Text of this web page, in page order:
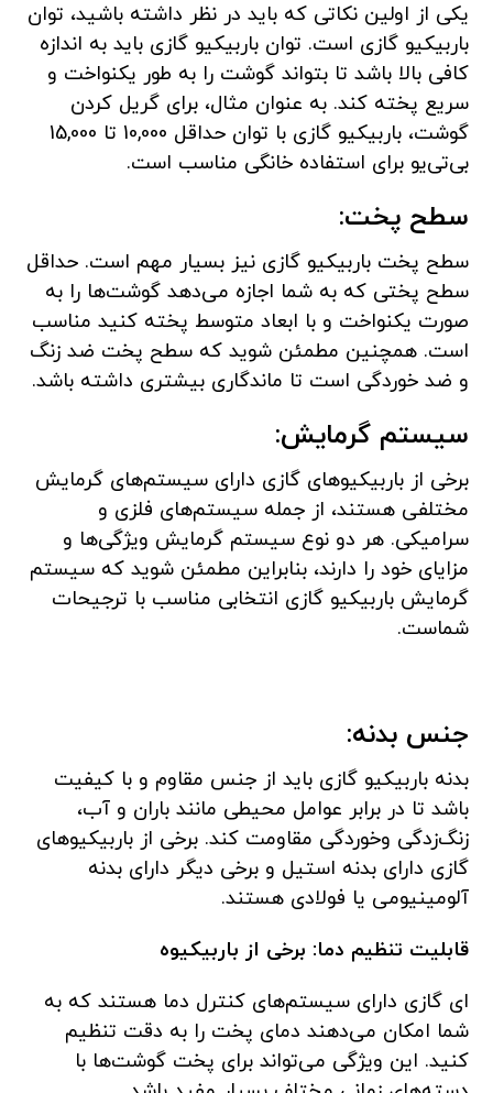
یکی از اولین نکاتی که باید در نظر داشته باشید، توان
باربیکیو گازی است. توان باربیکیو گازی باید به اندازه
کافی بالا باشد تا بتواند گوشت را به طور یکنواخت و
سریع پخته کند. به عنوان مثال، برای گریل کردن
گوشت، باربیکیو گازی با توان حداقل 10,000 تا 15,000
بی‌تی‌یو برای استفاده خانگی مناسب است.
سطح پخت:
سطح پخت باربیکیو گازی نیز بسیار مهم است. حداقل
سطح پختی که به شما اجازه می‌دهد گوشت‌ها را به
صورت یکنواخت و با ابعاد متوسط پخته کنید مناسب
است. همچنین مطمئن شوید که سطح پخت ضد زنگ
و ضد خوردگی است تا ماندگاری بیشتری داشته باشد.
سیستم گرمایش:
برخی از باربیکیو‌های گازی دارای سیستم‌های گرمایش
مختلفی هستند، از جمله سیستم‌های فلزی و
سرامیکی. هر دو نوع سیستم گرمایش ویژگی‌ها و
مزایای خود را دارند، بنابراین مطمئن شوید که سیستم
گرمایش باربیکیو گازی انتخابی مناسب با ترجیحات
شماست.
جنس بدنه:
بدنه باربیکیو گازی باید از جنس مقاوم و با کیفیت
باشد تا در برابر عوامل محیطی مانند باران و آب،
زنگ‌زدگی وخوردگی مقاومت کند. برخی از باربیکیو‌های
گازی دارای بدنه استیل و برخی دیگر دارای بدنه
آلومینیومی یا فولادی هستند.
قابلیت تنظیم دما: برخی از باربیکیو‌ه
ای گازی دارای سیستم‌های کنترل دما هستند که به
شما امکان می‌دهند دمای پخت را به دقت تنظیم
کنید. این ویژگی می‌تواند برای پخت گوشت‌ها با